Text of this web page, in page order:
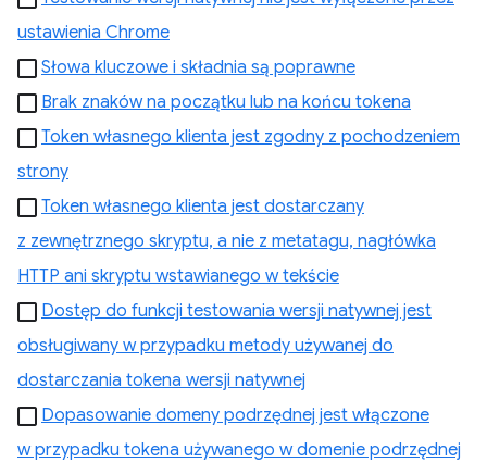
ustawienia Chrome
Słowa kluczowe i składnia są poprawne
Brak znaków na początku lub na końcu tokena
Token własnego klienta jest zgodny z pochodzeniem
strony
Token własnego klienta jest dostarczany
z zewnętrznego skryptu, a nie z metatagu, nagłówka
HTTP ani skryptu wstawianego w tekście
Dostęp do funkcji testowania wersji natywnej jest
obsługiwany w przypadku metody używanej do
dostarczania tokena wersji natywnej
Dopasowanie domeny podrzędnej jest włączone
w przypadku tokena używanego w domenie podrzędnej